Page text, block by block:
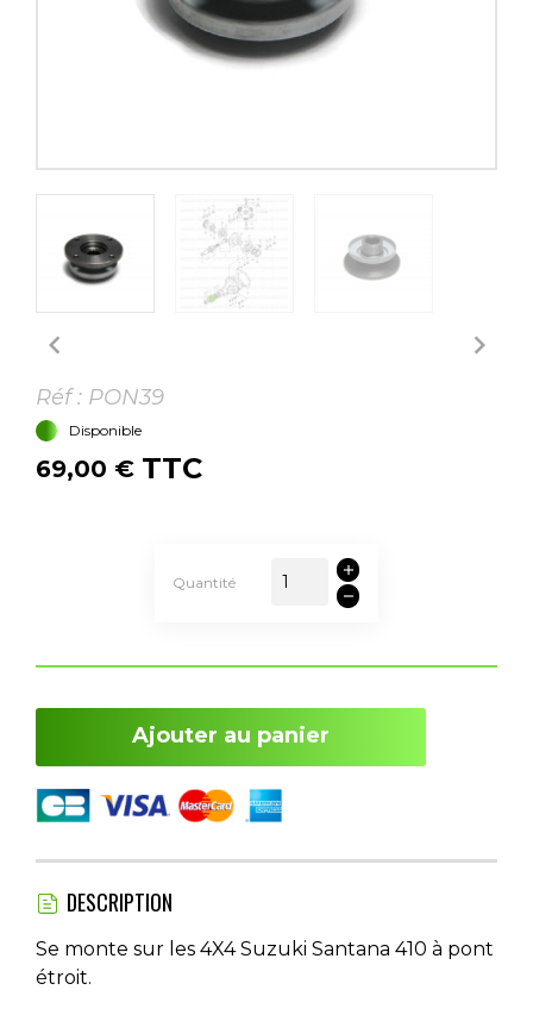
 
Réf : PON39
Disponible
69,00 € TTC
Quantité
Ajouter au panier
DESCRIPTION
Se monte sur les 4X4 Suzuki Santana 410 à pont
étroit.